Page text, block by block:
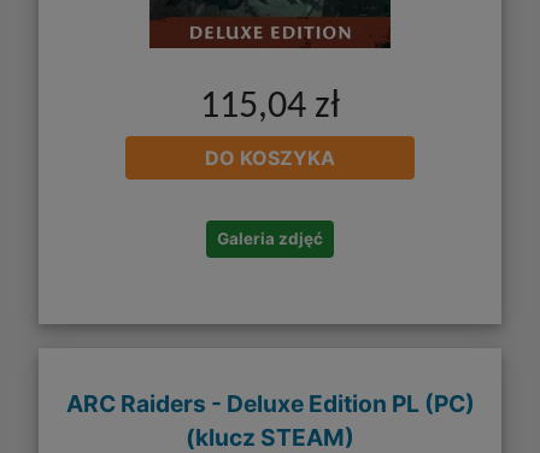
115,04 zł
DO KOSZYKA
Galeria zdjęć
ARC Raiders - Deluxe Edition PL (PC)
(klucz STEAM)